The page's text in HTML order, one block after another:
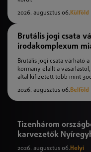
2026. augusztus 06. Külföld
Brutális jogi csata
irodakomplexum
Brutális jogi csata várható
kormány elállt a
által kifizetett több mint
2026. augusztus 06.Belföld
Tizenhárom
karvezetők
2026. augusztus 06. Helyi